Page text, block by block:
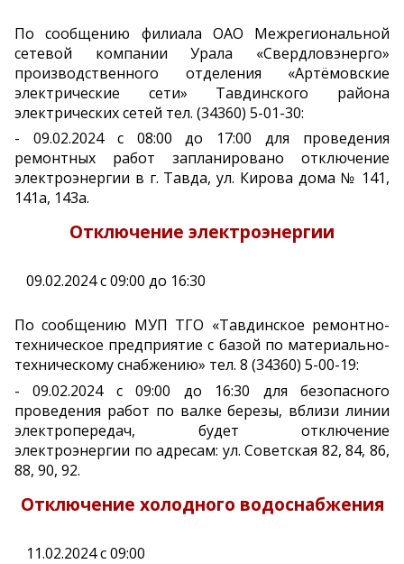
По сообщению филиала ОАО Межрегиональной
сетевой компании Урала «Свердловэнерго»
производственного отделения «Артёмовские
электрические сети» Тавдинского района
электрических сетей тел. (34360) 5-01-30:
- 09.02.2024 с 08:00 до 17:00 для проведения
ремонтных работ запланировано отключение
электроэнергии в г. Тавда, ул. Кирова дома № 141,
141а, 143а.
Отключение электроэнергии
09.02.2024 с 09:00 до 16:30
По сообщению МУП ТГО «Тавдинское ремонтно-
техническое предприятие с базой по материально-
техническому снабжению» тел. 8 (34360) 5-00-19:
- 09.02.2024 с 09:00 до 16:30 для безопасного
проведения работ по валке березы, вблизи линии
электропередач, будет отключение
электроэнергии по адресам: ул. Советская 82, 84, 86,
88, 90, 92.
Отключение холодного водоснабжения
11.02.2024 с 09:00